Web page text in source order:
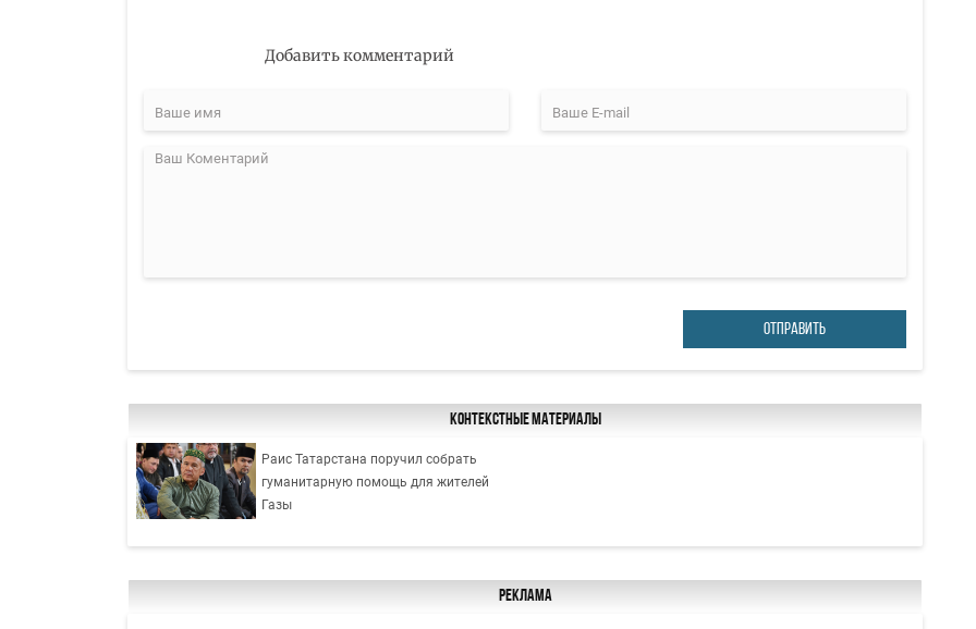
Добавить комментарий
ОТПРАВИТЬ
Контекстные материалы
Раис Татарстана поручил собрать
гуманитарную помощь для жителей
Газы
Реклама